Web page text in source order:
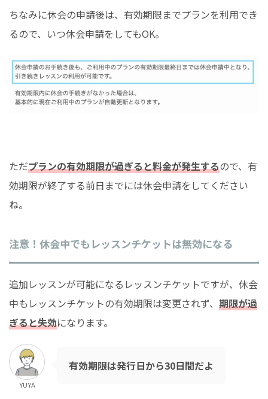
ちなみに休会の申請後は、有効期限までプランを利用でき
るので、いつ休会申請をしてもOK。
ただプランの有効期限が過ぎると料金が発生するので、有
効期限が終了する前日までには休会申請をしてください
ね。
注意！休会中でもレッスンチケットは無効になる
追加レッスンが可能になるレッスンチケットですが、休会
中もレッスンチケットの有効期限は変更されず、 期限が過
ぎると失効になります。
YUYA
有効期限は発行日から30日間だよ